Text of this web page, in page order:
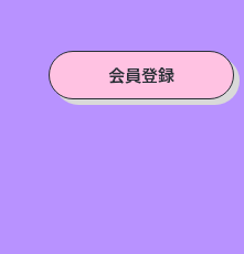
会員登録